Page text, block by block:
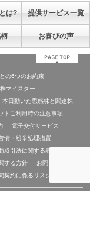
は? 提供サービス一覧
お喜びの声
の6つのお約束
マイスター
本日動いた思惑株と関連株
トご利用時の注意事項
電子交付サービス
情・紛争処理措置
取引法に関する表記
する方針
お問合せ
契約に係るリスクについて